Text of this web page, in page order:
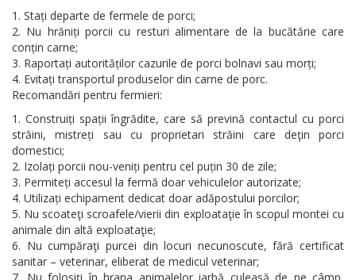
Stați departe de fermele de porci;
Nu hrăniți porcii cu resturi alimentare de la bucătărie care
conțin carne;
Raportați autorităților cazurile de porci bolnavi sau morți;
Evitați transportul produselor din carne de porc.
Recomandări pentru fermieri:
Construiți spații îngrădite, care să prevină contactul cu porci
străini, mistreți sau cu proprietari străini care deţin porci
domestici;
Izolați porcii nou-veniți pentru cel puțin 30 de zile;
Permiteți accesul la fermă doar vehiculelor autorizate;
Utilizați echipament dedicat doar adăpostului porcilor;
Nu scoateţi scroafele/vierii din exploataţie în scopul montei cu
animale din altă exploataţie;
Nu cumpăraţi purcei din locuri necunoscute, fără certificat
sanitar – veterinar, eliberat de medicul veterinar;
Nu folosiţi în hrana animalelor iarbă culeasă de pe câmp,